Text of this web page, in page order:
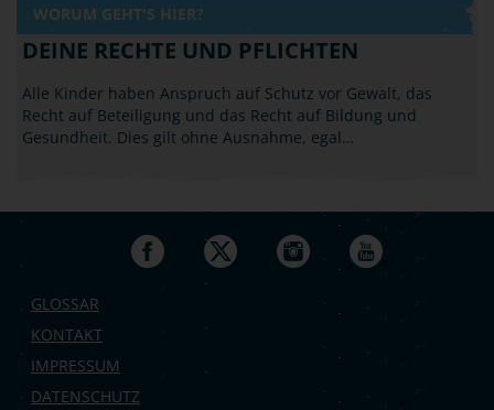
WORUM GEHT'S HIER?
DEINE RECHTE UND PFLICHTEN
Alle Kinder haben Anspruch auf Schutz vor Gewalt, das
Recht auf Beteiligung und das Recht auf Bildung und
Gesundheit. Dies gilt ohne Ausnahme, egal…
GLOSSAR
KONTAKT
IMPRESSUM
DATENSCHUTZ